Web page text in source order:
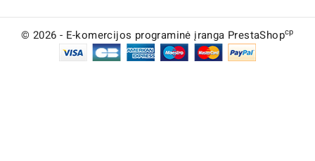
© 2026 - E-komercijos programinė įranga PrestaShopcp